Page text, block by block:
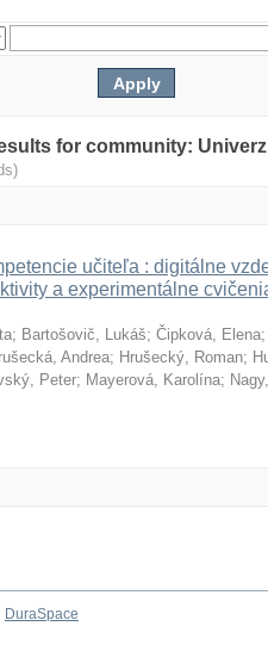
for community:
učiteľa : digitálne
a experimentálne
; Bartošovič, Lukáš; Čipková, Elena
Andrea; Hrušecký, Roman;
Peter; Mayerová, Karolína;
DuraSpace